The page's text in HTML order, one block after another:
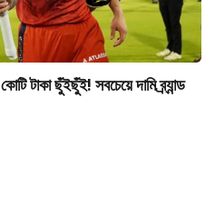
টাকা ছুঁইছুঁই! সবচেয়ে দামি ব্র্যান্ড